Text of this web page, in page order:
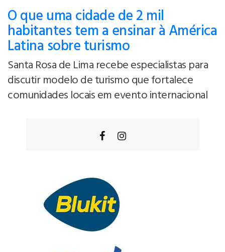
O que uma cidade de 2 mil
habitantes tem a ensinar à América
Latina sobre turismo
Santa Rosa de Lima recebe especialistas para
discutir modelo de turismo que fortalece
comunidades locais em evento internacional